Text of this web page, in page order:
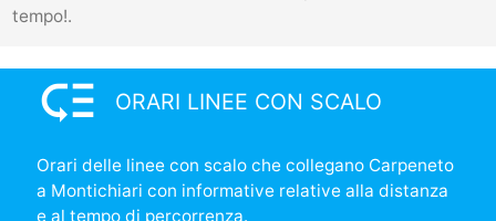
tempo!.
low_priority ORARI LINEE CON SCALO
Orari delle linee con scalo che collegano Carpeneto
a Montichiari con informative relative alla distanza
e al tempo di percorrenza.